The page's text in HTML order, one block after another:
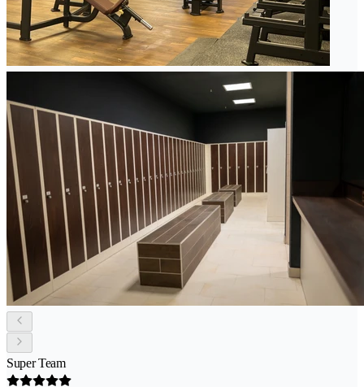
Super Team